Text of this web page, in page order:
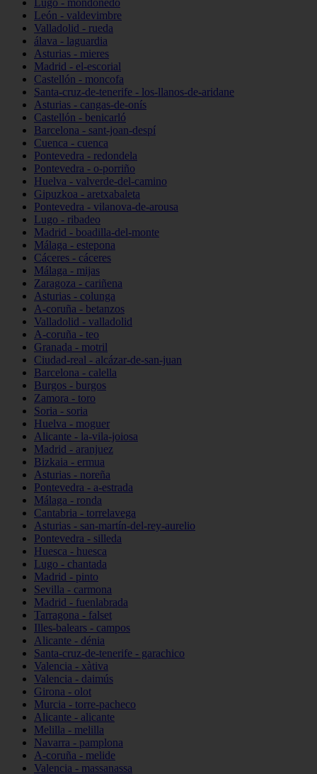
Lugo - mondoñedo
León - valdevimbre
Valladolid - rueda
álava - laguardia
Asturias - mieres
Madrid - el-escorial
Castellón - moncofa
Santa-cruz-de-tenerife - los-llanos-de-aridane
Asturias - cangas-de-onís
Castellón - benicarló
Barcelona - sant-joan-despí
Cuenca - cuenca
Pontevedra - redondela
Pontevedra - o-porriño
Huelva - valverde-del-camino
Gipuzkoa - aretxabaleta
Pontevedra - vilanova-de-arousa
Lugo - ribadeo
Madrid - boadilla-del-monte
Málaga - estepona
Cáceres - cáceres
Málaga - mijas
Zaragoza - cariñena
Asturias - colunga
A-coruña - betanzos
Valladolid - valladolid
A-coruña - teo
Granada - motril
Ciudad-real - alcázar-de-san-juan
Barcelona - calella
Burgos - burgos
Zamora - toro
Soria - soria
Huelva - moguer
Alicante - la-vila-joiosa
Madrid - aranjuez
Bizkaia - ermua
Asturias - noreña
Pontevedra - a-estrada
Málaga - ronda
Cantabria - torrelavega
Asturias - san-martín-del-rey-aurelio
Pontevedra - silleda
Huesca - huesca
Lugo - chantada
Madrid - pinto
Sevilla - carmona
Madrid - fuenlabrada
Tarragona - falset
Illes-balears - campos
Alicante - dénia
Santa-cruz-de-tenerife - garachico
Valencia - xàtiva
Valencia - daimús
Girona - olot
Murcia - torre-pacheco
Alicante - alicante
Melilla - melilla
Navarra - pamplona
A-coruña - melide
Valencia - massanassa